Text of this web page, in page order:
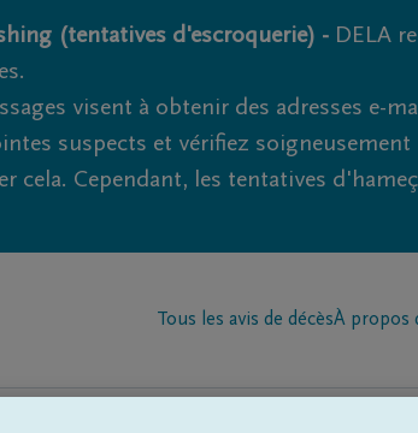
(tentatives d'escroquerie) - DELA
visent à obtenir des adresses e-
suspects et vérifiez soigneusement
cela. Cependant, les tentatives
Tous les avis de décèsÀ propos